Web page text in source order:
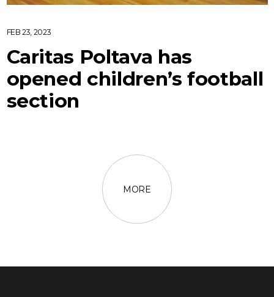
FEB 23, 2023
Caritas Poltava has
opened children’s football
section
MORE